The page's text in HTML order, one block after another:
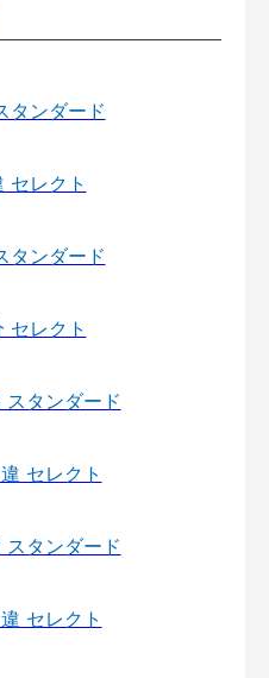
タンダード
セレクト
タンダード
セレクト
タンダード
セレクト
タンダード
セレクト